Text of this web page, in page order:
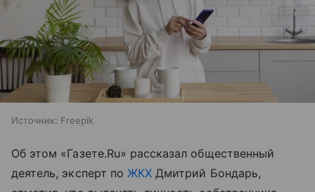
Источник: Freepik
Об этом «Газете.Ru» рассказал общественный
деятель, эксперт по ЖКХ Дмитрий Бондарь,